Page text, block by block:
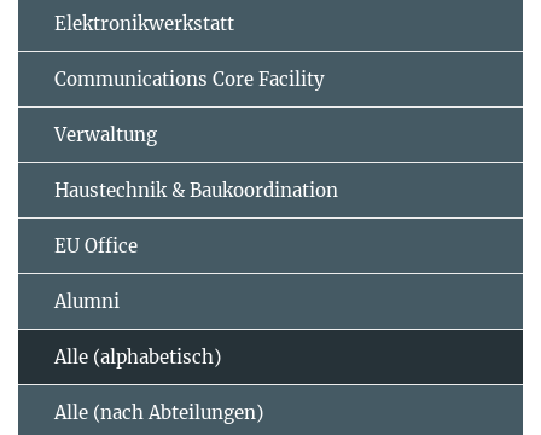
Elektronikwerkstatt
Communications Core Facility
Verwaltung
Haustechnik & Baukoordination
EU Office
Alumni
Alle (alphabetisch)
Alle (nach Abteilungen)